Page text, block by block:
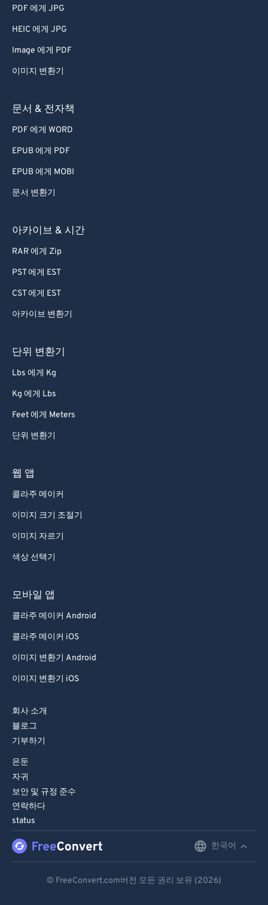
PDF 에게 JPG
HEIC 에게 JPG
Image 에게 PDF
이미지 변환기
문서 & 전자책
PDF 에게 WORD
EPUB 에게 PDF
EPUB 에게 MOBI
문서 변환기
아카이브 & 시간
RAR 에게 Zip
PST 에게 EST
CST 에게 EST
아카이브 변환기
단위 변환기
Lbs 에게 Kg
Kg 에게 Lbs
Feet 에게 Meters
단위 변환기
웹 앱
콜라주 메이커
이미지 크기 조절기
이미지 자르기
색상 선택기
모바일 앱
콜라주 메이커 Android
콜라주 메이커 iOS
이미지 변환기 Android
이미지 변환기 iOS
회사 소개
블로그
기부하기
은둔
자귀
보안 및 규정 준수
연락하다
status
한국어
© FreeConvert.com버전 모든 권리 보유 (2026)